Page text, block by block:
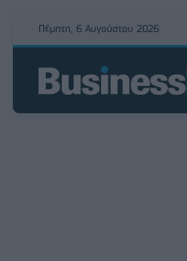
Πέμπτη, 6 Αυγούστου 2026